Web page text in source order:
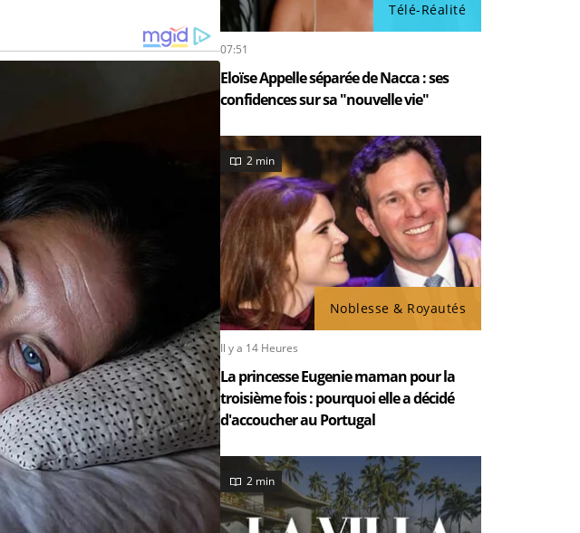
Télé-Réalité
07:51
Eloïse Appelle séparée de Nacca : ses
confidences sur sa "nouvelle vie"
Noblesse & Royautés
2 min
Il y a 14 Heures
La princesse Eugenie maman pour la
troisième fois : pourquoi elle a décidé
d'accoucher au Portugal
2 min